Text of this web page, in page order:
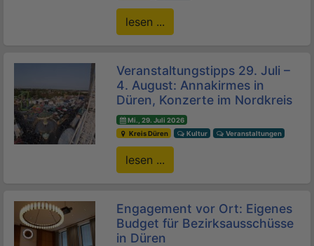
lesen ...
Veranstaltungstipps 29. Juli –
4. August: Annakirmes in
Düren, Konzerte im Nordkreis
Mi., 29. Juli 2026
Kreis Düren
Kultur Veranstaltungen
lesen ...
Engagement vor Ort: Eigenes
Budget für Bezirksausschüsse
in Düren